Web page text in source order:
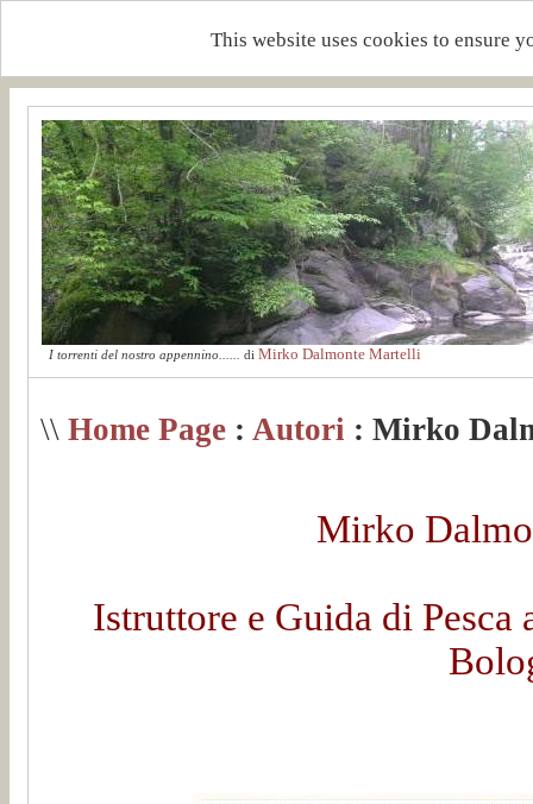
This website uses cookies to ensure
I torrenti del nostro appennino...... di Mirko Dalmonte Martelli
\\ Home Page : Autori : Mirko
Mirko
Istruttore e Guida di Pesca